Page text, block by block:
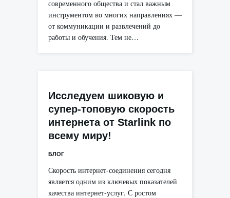
современного общества и стал важным
инструментом во многих направлениях —
от коммуникации и развлечений до
работы и обучения. Тем не…
Исследуем шиковую и
супер-топовую скорость
интернета от Starlink по
всему миру!
БЛОГ
Скорость интернет-соединения сегодня
является одним из ключевых показателей
качества интернет-услуг. С ростом